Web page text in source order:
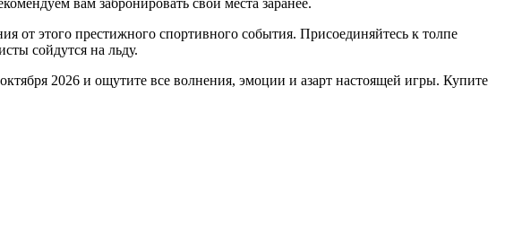
от этого престижного спортивного события. Присоединяйтесь к толпе
сойдутся на льду.
2026 и ощутите все волнения, эмоции и азарт настоящей игры. Купите